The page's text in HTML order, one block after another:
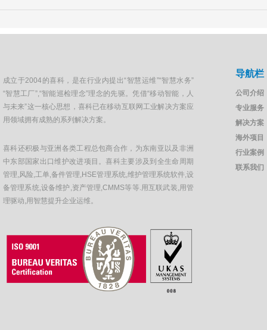
成立于2004的喜科，是在行业内提出“智慧运维”“智慧水务”
“智慧工厂”,“智能巡检理念”理念的先驱。凭借“移动智能，人
与未来”这一核心思想，喜科已在移动互联网工业解决方案应
用领域拥有成熟的系列解决方案。
喜科还积极与亚洲各类工程总包商合作，为东南亚以及非洲
中东部国家出口维护改进项目。喜科主要涉及到全生命周期
管理,风险,工单,备件管理,HSE管理系统,维护管理系统软件,设
备管理系统,设备维护,资产管理,CMMS等等.用互联武装,用管
理驱动,用智慧提升企业运维。
导航栏
公司介绍
专业服务
解决方案
海外项目
行业案例
联系我们